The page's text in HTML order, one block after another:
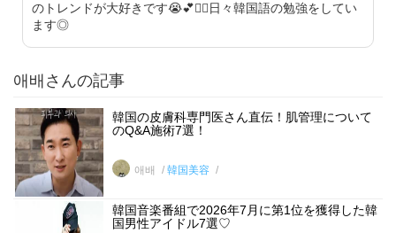
のトレンドが大好きです😭💕✋🏻日々韓国語の勉強をしてい
ます◎
애배さんの記事
韓国の皮膚科専門医さん直伝！肌管理について
のQ&A施術7選！
애배 韓国美容
韓国音楽番組で2026年7月に第1位を獲得した韓
国男性アイドル7選♡